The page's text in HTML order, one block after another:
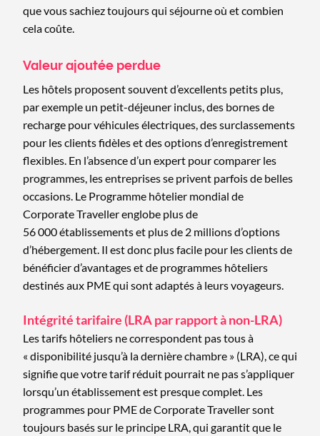
que vous sachiez toujours qui séjourne où et combien
cela coûte.
Valeur ajoutée perdue
Les hôtels proposent souvent d’excellents petits plus,
par exemple un petit-déjeuner inclus, des bornes de
recharge pour véhicules électriques, des surclassements
pour les clients fidèles et des options d’enregistrement
flexibles. En l’absence d’un expert pour comparer les
programmes, les entreprises se privent parfois de belles
occasions. Le Programme hôtelier mondial de
Corporate Traveller englobe plus de
56 000 établissements et plus de 2 millions d’options
d’hébergement. Il est donc plus facile pour les clients de
bénéficier d’avantages et de programmes hôteliers
destinés aux PME qui sont adaptés à leurs voyageurs.
Intégrité tarifaire (LRA par rapport à non-LRA)
Les tarifs hôteliers ne correspondent pas tous à
« disponibilité jusqu’à la dernière chambre » (LRA), ce qui
signifie que votre tarif réduit pourrait ne pas s’appliquer
lorsqu’un établissement est presque complet. Les
programmes pour PME de Corporate Traveller sont
toujours basés sur le principe LRA, qui garantit que le